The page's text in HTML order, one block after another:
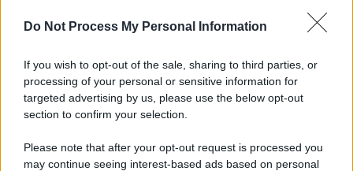
Do Not Process My Personal Information
If you wish to opt-out of the sale, sharing to third parties, or
processing of your personal or sensitive information for
targeted advertising by us, please use the below opt-out
section to confirm your selection.
Please note that after your opt-out request is processed you
may continue seeing interest-based ads based on personal